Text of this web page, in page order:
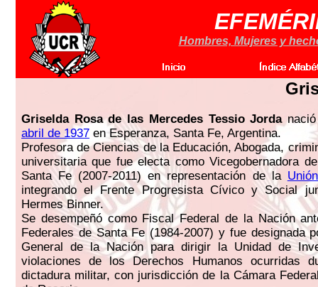
Hombres, Mujeres y
Griselda Rosa de las Mercedes Tessio Jorda
abril de 1937 en Esperanza, Santa Fe, Argentina.
Profesora de Ciencias de la Educación, Abogada,
universitaria que fue electa como Vicegobernadora
Santa Fe (2007-2011) en representación de la
integrando el Frente Progresista Cívico y Social
Hermes Binner.
Se desempeñó como Fiscal Federal de la Nación
Federales de Santa Fe (1984-2007) y fue designada
General de la Nación para dirigir la Unidad de
violaciones de los Derechos Humanos ocurridas
dictadura militar, con jurisdicción de la Cámara